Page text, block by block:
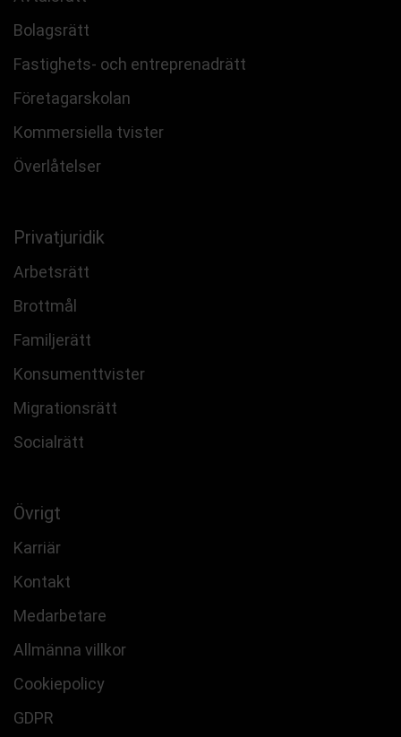
Bolagsrätt
Fastighets- och entreprenadrätt
Företagarskolan
Kommersiella tvister
Överlåtelser
Privatjuridik
Arbetsrätt
Brottmål
Familjerätt
Konsumenttvister
Migrationsrätt
Socialrätt
Övrigt
Karriär
Kontakt
Medarbetare
Allmänna villkor
Cookiepolicy
GDPR